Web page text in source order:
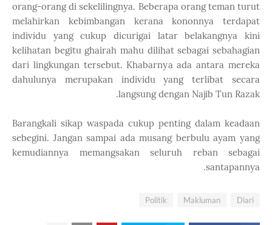
orang-orang di sekelilingnya. Beberapa orang teman turut
melahirkan kebimbangan kerana kononnya terdapat
individu yang cukup dicurigai latar belakangnya kini
kelihatan begitu ghairah mahu dilihat sebagai sebahagian
dari lingkungan tersebut. Khabarnya ada antara mereka
dahulunya merupakan individu yang terlibat secara
langsung dengan Najib Tun Razak.
Barangkali sikap waspada cukup penting dalam keadaan
sebegini. Jangan sampai ada musang berbulu ayam yang
kemudiannya memangsakan seluruh reban sebagai
santapannya.
Diari
Makluman
Politik